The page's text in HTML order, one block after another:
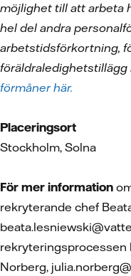
möjlighet till att arbeta
hel del andra
arbetstidsförkortning,
föräldraledighetstillägg
förmåner här.
Placeringsort
Stockholm, Solna
För mer information
rekryterande chef
Norberg,